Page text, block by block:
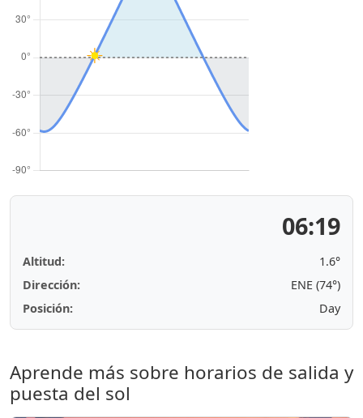
06:19
Altitud:
1.6°
Dirección:
ENE (74°)
Posición:
Day
Aprende más sobre horarios de salida y
puesta del sol